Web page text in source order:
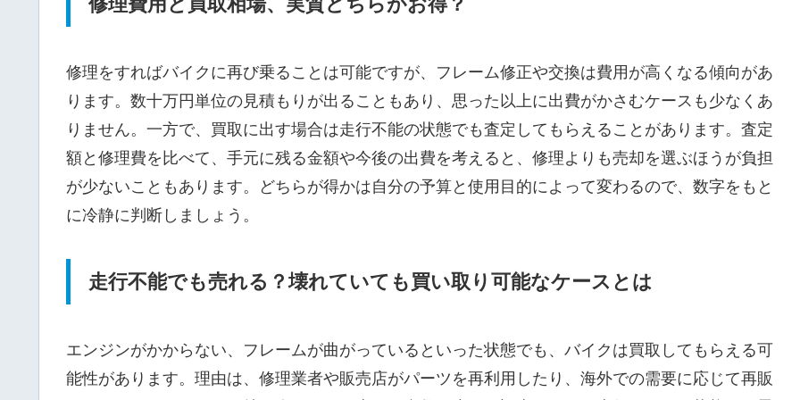
修理をすればバイクに再び乗ることは可能ですが、フレーム修正や交換は費用が高くなる傾向があ
ります。数十万円単位の見積もりが出ることもあり、思った以上に出費がかさむケースも少なくあ
りません。一方で、買取に出す場合は走行不能の状態でも査定してもらえることがあります。査定
額と修理費を比べて、手元に残る金額や今後の出費を考えると、修理よりも売却を選ぶほうが負担
が少ないこともあります。どちらが得かは自分の予算と使用目的によって変わるので、数字をもと
に冷静に判断しましょう。
走行不能でも売れる？壊れていても買い取り可能なケースとは
エンジンがかからない、フレームが曲がっているといった状態でも、バイクは買取してもらえる可
能性があります。理由は、修理業者や販売店がパーツを再利用したり、海外での需要に応じて再販